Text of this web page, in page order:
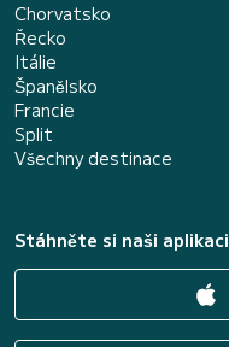
Chorvatsko
Řecko
Itálie
Španělsko
Francie
Split
Všechny destinace
Stáhněte si naši aplikaci